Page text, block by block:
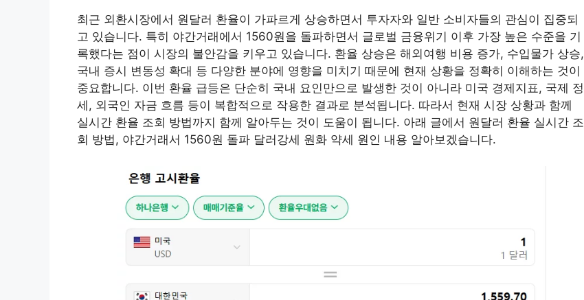
최근 외환시장에서 원달러 환율이 가파르게 상승하면서 투자자와 일반 소비자들의 관심이 집중되
고 있습니다. 특히 야간거래에서 1560원을 돌파하면서 글로벌 금융위기 이후 가장 높은 수준을 기
록했다는 점이 시장의 불안감을 키우고 있습니다. 환율 상승은 해외여행 비용 증가, 수입물가 상승,
국내 증시 변동성 확대 등 다양한 분야에 영향을 미치기 때문에 현재 상황을 정확히 이해하는 것이
중요합니다. 이번 환율 급등은 단순히 국내 요인만으로 발생한 것이 아니라 미국 경제지표, 국제 정
세, 외국인 자금 흐름 등이 복합적으로 작용한 결과로 분석됩니다. 따라서 현재 시장 상황과 함께
실시간 환율 조회 방법까지 함께 알아두는 것이 도움이 됩니다. 아래 글에서 원달러 환율 실시간 조
회 방법, 야간거래서 1560원 돌파 달러강세 원화 약세 원인 내용 알아보겠습니다.